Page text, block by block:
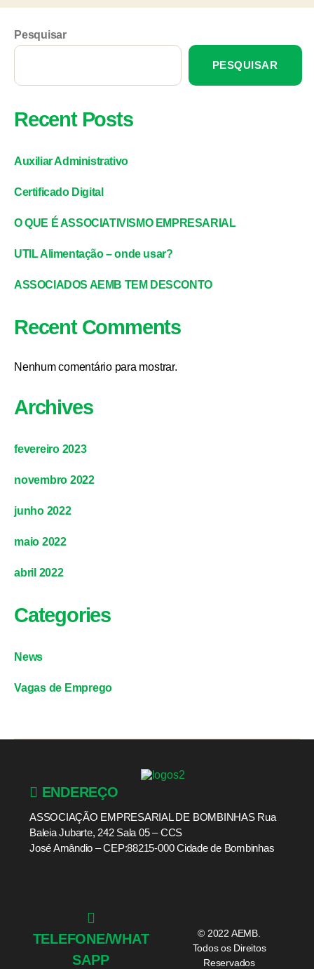
Pesquisar
PESQUISAR
Recent Posts
Auxiliar Administrativo
Certificado Digital
O QUE É ASSOCIATIVISMO EMPRESARIAL
UTIL Alimentação – onde usar?
ASSOCIADOS AEMB TEM DESCONTO
Recent Comments
Nenhum comentário para mostrar.
Archives
fevereiro 2023
novembro 2022
junho 2022
maio 2022
abril 2022
Categories
News
Vagas de Emprego
ENDEREÇO
ASSOCIAÇÃO EMPRESARIAL DE BOMBINHAS Rua
Baleia Jubarte, 242 Sala 05 – CCS
José Amândio – CEP:88215-000 Cidade de Bombinhas
TELEFONE/WHAT
SAPP
© 2022 AEMB.
Todos os Direitos
Reservados